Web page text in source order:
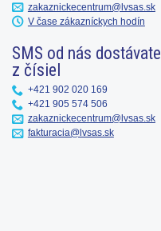
zakaznickecentrum@lvsas.sk
V čase zákazníckych hodín
SMS od nás dostávate
z čísiel
+421 902 020 169
+421 905 574 506
zakaznickecentrum@lvsas.sk
fakturacia@lvsas.sk